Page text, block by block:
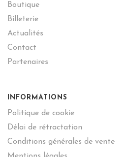
Boutique
Billeterie
Actualités
Contact
Partenaires
INFORMATIONS
Politique de cookie
Délai de rétractation
Conditions générales de vente